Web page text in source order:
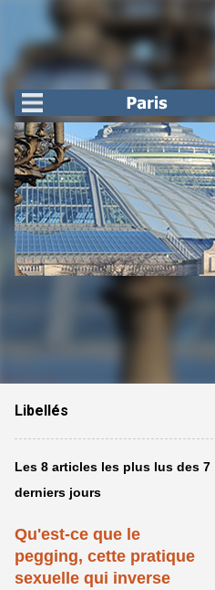
Libellés
Les 8 articles les plus lus des 7
derniers jours
Qu'est-ce que le
pegging, cette pratique
sexuelle qui inverse